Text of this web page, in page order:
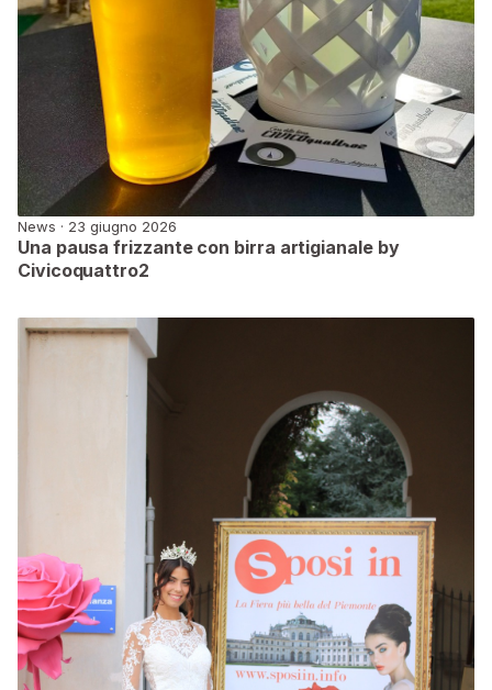
News · 23 giugno 2026
Una pausa frizzante con birra artigianale by
Civicoquattro2